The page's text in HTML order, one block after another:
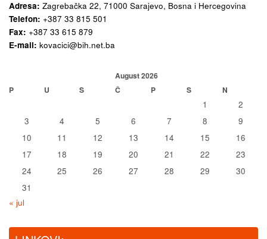
Adresa: Zagrebačka 22, 71000 Sarajevo, Bosna i Hercegovina
Telefon: +387 33 815 501
Fax: +387 33 615 879
E-mail: kovacici@bih.net.ba
August 2026
P
U S Č P S N
1
2
3
4 5 6 7 8
9
10
11 12 13 14 15
16
17
18 19 20 21 22
23
24
25 26 27 28 29
30
31
« jul